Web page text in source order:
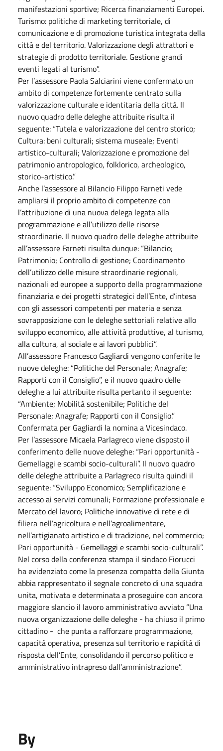
manifestazioni sportive; Ricerca finanziamenti Europei.
Turismo: politiche di marketing territoriale, di
comunicazione e di promozione turistica integrata della
città e del territorio. Valorizzazione degli attrattori e
strategie di prodotto territoriale. Gestione grandi
eventi legati al turismo”.
Per l’assessore Paola Salciarini viene confermato un
ambito di competenze fortemente centrato sulla
valorizzazione culturale e identitaria della città. Il
nuovo quadro delle deleghe attribuite risulta il
seguente: “Tutela e valorizzazione del centro storico;
Cultura: beni culturali; sistema museale; Eventi
artistico-culturali; Valorizzazione e promozione del
patrimonio antropologico, folklorico, archeologico,
storico-artistico.”
Anche l’assessore al Bilancio Filippo Farneti vede
ampliarsi il proprio ambito di competenze con
l’attribuzione di una nuova delega legata alla
programmazione e all’utilizzo delle risorse
straordinarie. Il nuovo quadro delle deleghe attribuite
all’assessore Farneti risulta dunque: “Bilancio;
Patrimonio; Controllo di gestione; Coordinamento
dell’utilizzo delle misure straordinarie regionali,
nazionali ed europee a supporto della programmazione
finanziaria e dei progetti strategici dell’Ente, d’intesa
con gli assessori competenti per materia e senza
sovrapposizione con le deleghe settoriali relative allo
sviluppo economico, alle attività produttive, al turismo,
alla cultura, al sociale e ai lavori pubblici”.
All’assessore Francesco Gagliardi vengono conferite le
nuove deleghe: “Politiche del Personale; Anagrafe;
Rapporti con il Consiglio”, e il nuovo quadro delle
deleghe a lui attribuite risulta pertanto il seguente:
“Ambiente; Mobilità sostenibile; Politiche del
Personale; Anagrafe; Rapporti con il Consiglio.”
Confermata per Gagliardi la nomina a Vicesindaco.
Per l’assessore Micaela Parlagreco viene disposto il
conferimento delle nuove deleghe: “Pari opportunità -
Gemellaggi e scambi socio-culturali”. Il nuovo quadro
delle deleghe attribuite a Parlagreco risulta quindi il
seguente: “Sviluppo Economico; Semplificazione e
accesso ai servizi comunali; Formazione professionale e
Mercato del lavoro; Politiche innovative di rete e di
filiera nell’agricoltura e nell’agroalimentare,
nell’artigianato artistico e di tradizione, nel commercio;
Pari opportunità - Gemellaggi e scambi socio-culturali”.
Nel corso della conferenza stampa il sindaco Fiorucci
ha evidenziato come la presenza compatta della Giunta
abbia rappresentato il segnale concreto di una squadra
unita, motivata e determinata a proseguire con ancora
maggiore slancio il lavoro amministrativo avviato “Una
nuova organizzazione delle deleghe - ha chiuso il primo
cittadino - che punta a rafforzare programmazione,
capacità operativa, presenza sul territorio e rapidità di
risposta dell’Ente, consolidando il percorso politico e
amministrativo intrapreso dall’amministrazione”.
By